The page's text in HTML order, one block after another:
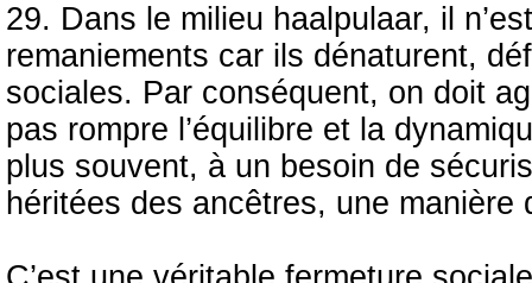
29. Dans le milieu haalpulaar, il
remaniements car ils dénaturent,
sociales. Par conséquent, on doit
pas rompre l’équilibre et la
plus souvent, à un besoin de
héritées des ancêtres, une